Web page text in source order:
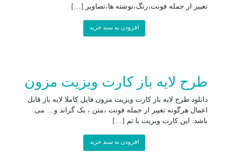
تغییر از جمله فونت،رنگ،نوشته ها،تصاویر […]
افزودن به سبد خرید
طرح لایه باز کارت ویزیت مزون
دانلود طرح لایه باز کارت ویزیت مزون فایل کاملا لایه باز قابل
اعمال هرگونه تغییر از جمله فونت ،متن ، بک گراند و… می
باشد. این کارت ویزیت با تم […]
افزودن به سبد خرید